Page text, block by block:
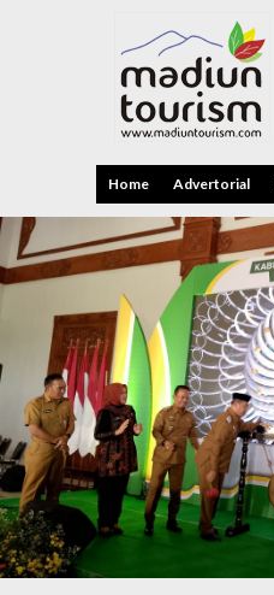
Home Advertorial